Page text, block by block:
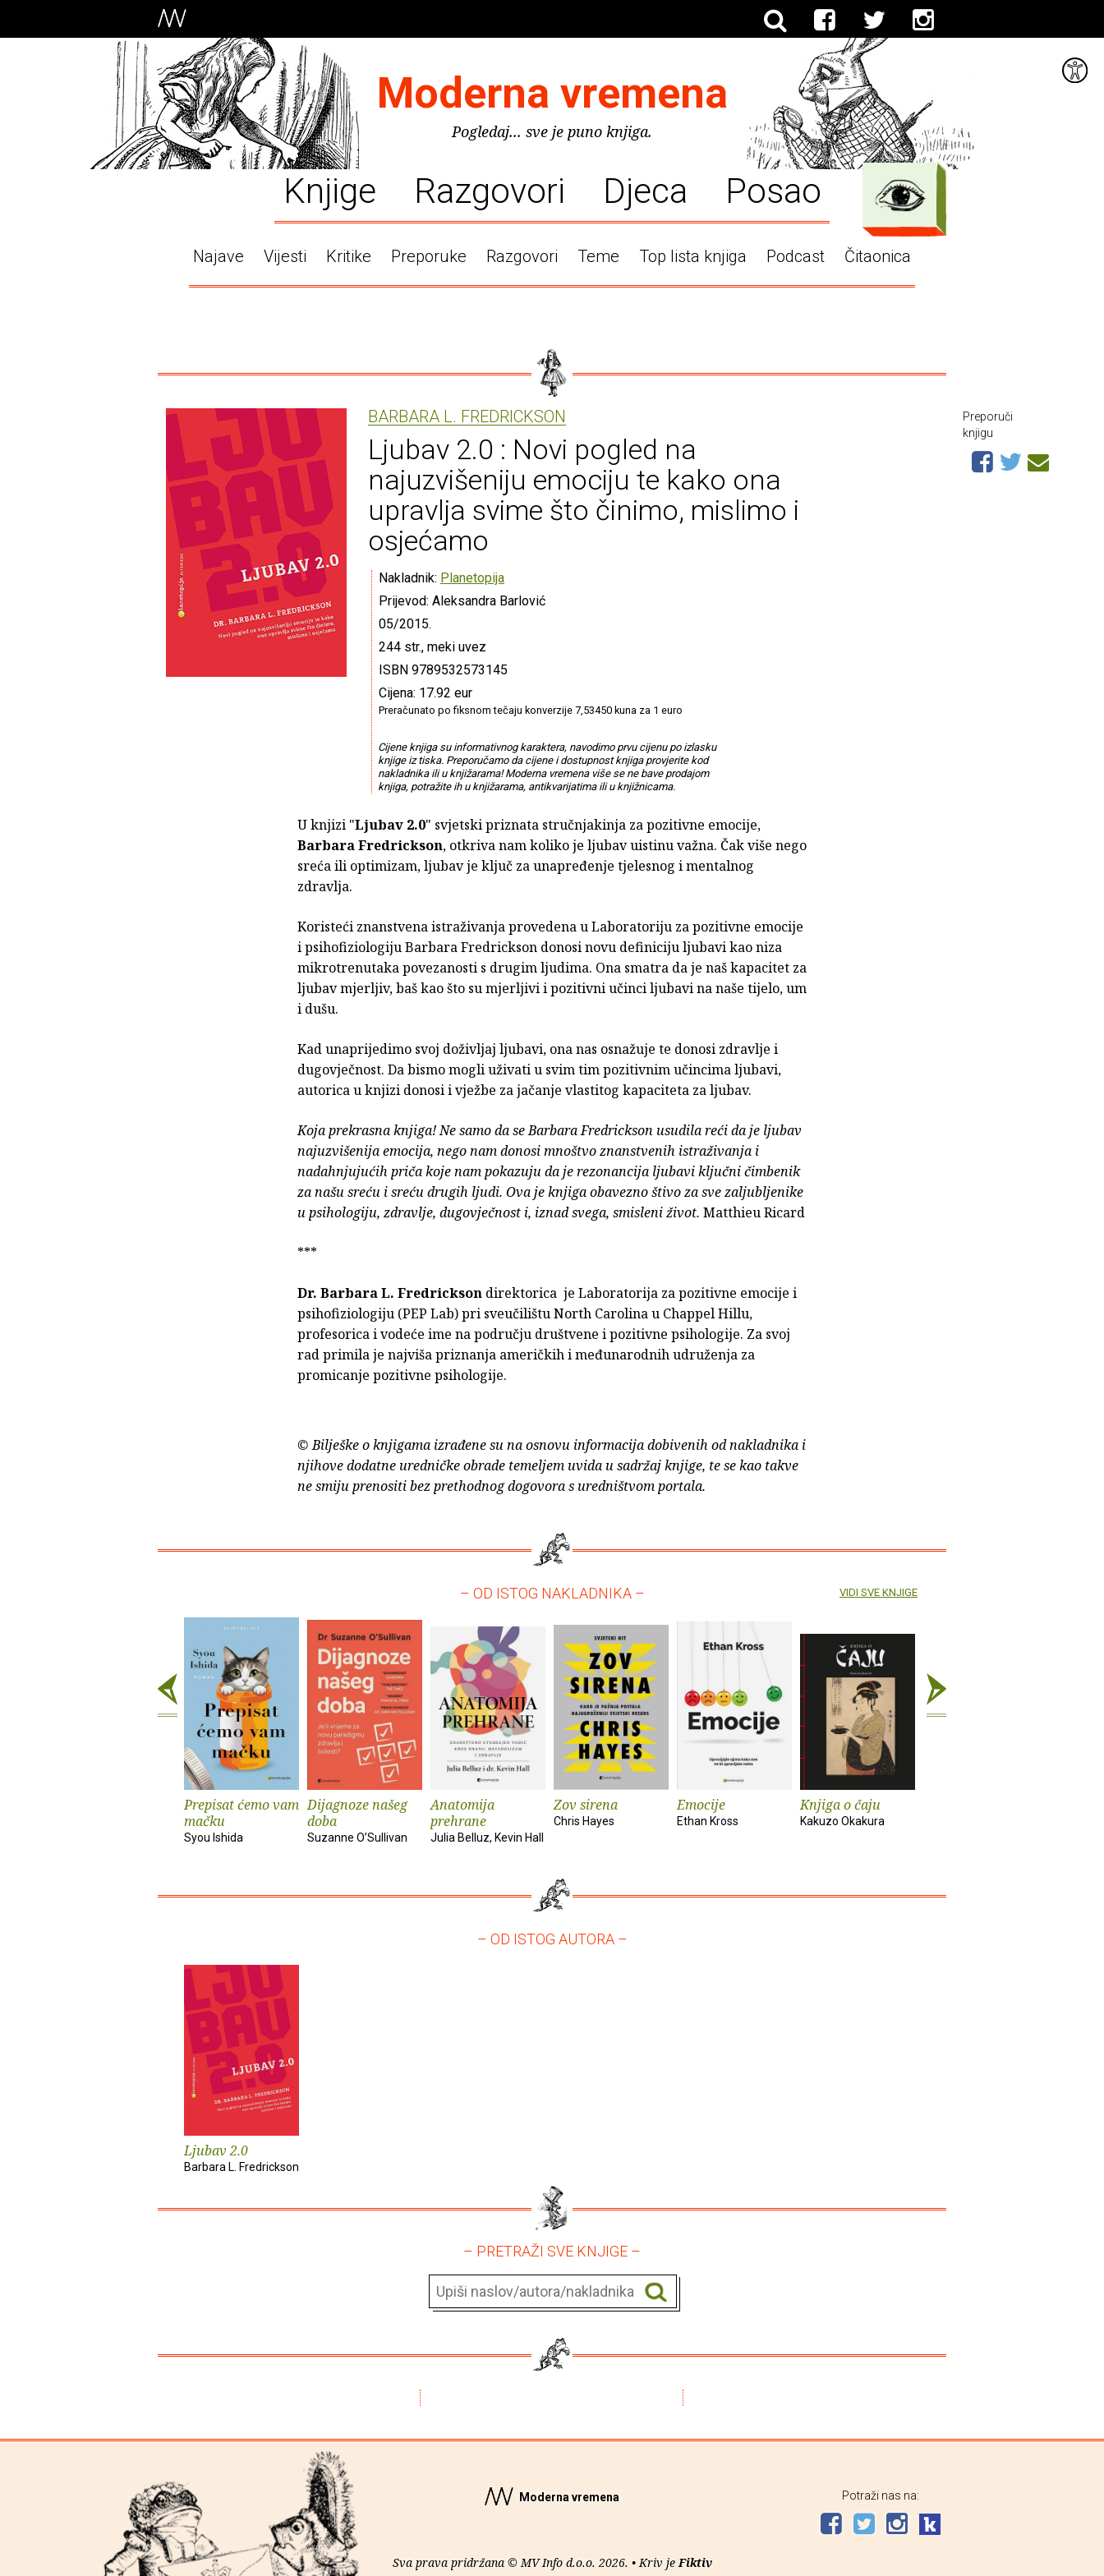
Moderna vremena
Pogledaj... sve je puno knjiga.
Knjige Razgovori Djeca Posao
Najave Vijesti Kritike Preporuke Razgovori Teme Top lista knjiga Podcast Čitaonica
BARBARA L. FREDRICKSON
Ljubav 2.0 : Novi pogled na
najuzvišeniju emociju te kako ona
upravlja svime što činimo, mislimo i
osjećamo
Nakladnik: Planetopija
Prijevod: Aleksandra Barlović
05/2015.
244 str., meki uvez
ISBN 9789532573145
Cijena: 17.92 eur
Preračunato po fiksnom tečaju konverzije 7,53450 kuna za 1 euro
Cijene knjiga su informativnog karaktera, navodimo prvu cijenu po izlasku
knjige iz tiska. Preporučamo da cijene i dostupnost knjiga provjerite kod
nakladnika ili u knjižarama! Moderna vremena više se ne bave prodajom
knjiga, potražite ih u knjižarama, antikvarijatima ili u knjižnicama.
U knjizi "Ljubav 2.0" svjetski priznata stručnjakinja za pozitivne emocije,
Barbara Fredrickson, otkriva nam koliko je ljubav uistinu važna. Čak više nego
sreća ili optimizam, ljubav je ključ za unapređenje tjelesnog i mentalnog
zdravlja.
Koristeći znanstvena istraživanja provedena u Laboratoriju za pozitivne emocije
i psihofiziologiju Barbara Fredrickson donosi novu definiciju ljubavi kao niza
mikrotrenutaka povezanosti s drugim ljudima. Ona smatra da je naš kapacitet za
ljubav mjerljiv, baš kao što su mjerljivi i pozitivni učinci ljubavi na naše tijelo, um
i dušu.
Kad unaprijedimo svoj doživljaj ljubavi, ona nas osnažuje te donosi zdravlje i
dugovječnost. Da bismo mogli uživati u svim tim pozitivnim učincima ljubavi,
autorica u knjizi donosi i vježbe za jačanje vlastitog kapaciteta za ljubav.
Koja prekrasna knjiga! Ne samo da se Barbara Fredrickson usudila reći da je ljubav
najuzvišenija emocija, nego nam donosi mnoštvo znanstvenih istraživanja i
nadahnjujućih priča koje nam pokazuju da je rezonancija ljubavi ključni čimbenik
za našu sreću i sreću drugih ljudi. Ova je knjiga obavezno štivo za sve zaljubljenike
u psihologiju, zdravlje, dugovječnost i, iznad svega, smisleni život. Matthieu Ricard
***
Dr. Barbara L. Fredrickson direktorica je Laboratorija za pozitivne emocije i
psihofiziologiju (PEP Lab) pri sveučilištu North Carolina u Chappel Hillu,
profesorica i vodeće ime na području društvene i pozitivne psihologije. Za svoj
rad primila je najviša priznanja američkih i međunarodnih udruženja za
promicanje pozitivne psihologije.
© Bilješke o knjigama izrađene su na osnovu informacija dobivenih od nakladnika i
njihove dodatne uredničke obrade temeljem uvida u sadržaj knjige, te se kao takve
ne smiju prenositi bez prethodnog dogovora s uredništvom portala.
Preporuči
knjigu
– OD ISTOG NAKLADNIKA –
Prepisat ćemo vam
mačku
Syou Ishida
Dijagnoze našeg
doba
Suzanne O’Sullivan
Anatomija
prehrane
Julia Belluz, Kevin Hall
Zov sirena
Chris Hayes
Emocije
Ethan Kross
Knjiga o čaju
Kakuzo Okakura
VIDI SVE KNJIGE
– OD ISTOG AUTORA –
Ljubav 2.0
Barbara L. Fredrickson
– PRETRAŽI SVE KNJIGE –
Moderna vremena
Sva prava pridržana © MV Info d.o.o. 2026. • Kriv je Fiktiv
Potraži nas na: